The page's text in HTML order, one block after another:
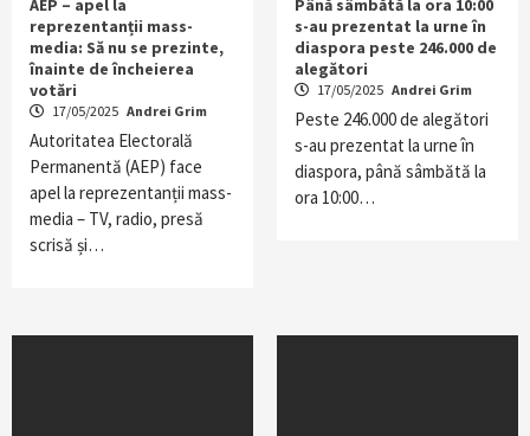
AEP – apel la
reprezentanții mass-
media: Să nu se prezinte,
înainte de încheierea
votări
17/05/2025 Andrei Grim
Autoritatea Electorală
Permanentă (AEP) face
apel la reprezentanții mass-
media – TV, radio, presă
scrisă și…
Până sâmbătă la ora 10:00
s-au prezentat la urne în
diaspora peste 246.000 de
alegători
17/05/2025 Andrei Grim
Peste 246.000 de alegători
s-au prezentat la urne în
diaspora, până sâmbătă la
ora 10:00…